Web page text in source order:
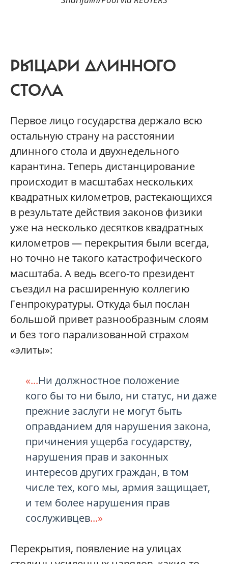
РЫЦАРИ ДЛИННОГО
СТОЛА
Первое лицо государства держало всю
остальную страну на расстоянии
длинного стола и двухнедельного
карантина. Теперь дистанцирование
происходит в масштабах нескольких
квадратных километров, растекающихся
в результате действия законов физики
уже на несколько десятков квадратных
километров — перекрытия были всегда,
но точно не такого катастрофического
масштаба. А ведь всего-то президент
съездил на расширенную коллегию
Генпрокуратуры. Откуда был послан
большой привет разнообразным слоям
и без того парализованной страхом
«элиты»:
«...Ни должностное положение
кого бы то ни было, ни статус, ни даже
прежние заслуги не могут быть
оправданием для нарушения закона,
причинения ущерба государству,
нарушения прав и законных
интересов других граждан, в том
числе тех, кого мы, армия защищает,
и тем более нарушения прав
сослуживцев...»
Перекрытия, появление на улицах